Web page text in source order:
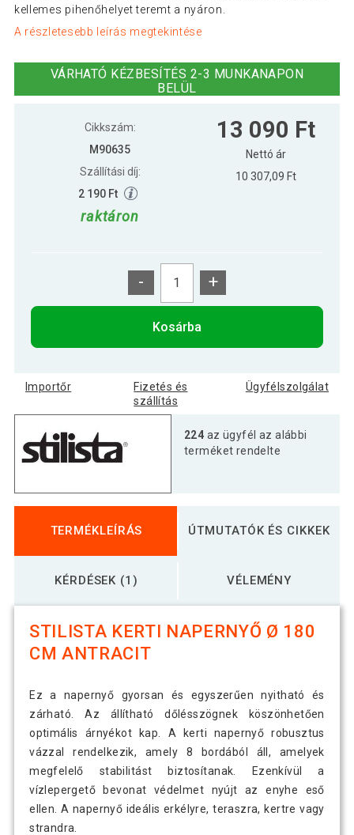
kellemes pihenőhelyet teremt a nyáron.
A részletesebb leírás megtekintése
VÁRHATÓ KÉZBESÍTÉS 2-3 MUNKANAPON
BELÜL
Cikkszám:
M90635
Szállítási díj:
2 190 Ft
raktáron
13 090 Ft
Nettó ár
10 307,09 Ft
- +
Kosárba
Importőr
Fizetés és
szállítás
Ügyfélszolgálat
224 az ügyfél az alábbi
terméket rendelte
TERMÉKLEÍRÁS ÚTMUTATÓK ÉS CIKKEK
KÉRDÉSEK (1) VÉLEMÉNY
STILISTA KERTI NAPERNYŐ Ø 180
CM ANTRACIT
Ez a napernyő gyorsan és egyszerűen nyitható és
zárható. Az állítható dőlésszögnek köszönhetően
optimális árnyékot kap. A kerti napernyő robusztus
vázzal rendelkezik, amely 8 bordából áll, amelyek
megfelelő stabilitást biztosítanak. Ezenkívül a
vízlepergető bevonat védelmet nyújt az enyhe eső
ellen. A napernyő ideális erkélyre, teraszra, kertre vagy
strandra.